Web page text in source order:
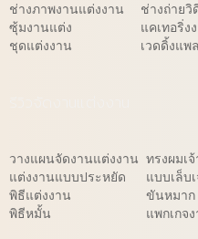
ช่างภาพงานแต่งงาน
ซุ้มงานแต่ง
ชุดแต่งงาน
ช่างถ่ายวิ
แคเทอริ่ง
เวดดิ้งแพ
วางแผนจัดงานแต่งงาน
แต่งงานแบบประหยัด
พิธีแต่งงาน
พิธีหมั้น
ทรงผมเ
แบบเล็บ
ขันหมาก
แพกเกจ